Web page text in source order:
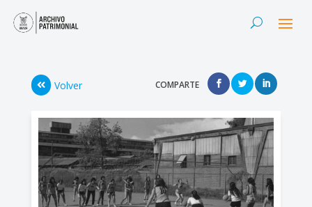
Volver COMPARTE